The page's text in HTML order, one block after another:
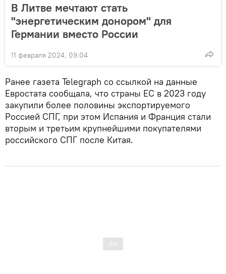
В Литве мечтают стать
"энергетическим донором" для
Германии вместо России
11 февраля 2024, 09:04
Ранее газета Telegraph со ссылкой на данные
Евростата сообщала, что страны ЕС в 2023 году
закупили более половины экспортируемого
Россией СПГ, при этом Испания и Франция стали
вторым и третьим крупнейшими покупателями
российского СПГ после Китая.